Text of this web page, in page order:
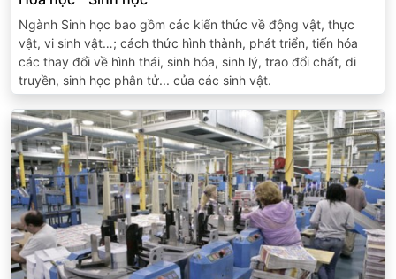
Ngành Sinh học bao gồm các kiến thức về động vật, thực
vật, vi sinh vật…; cách thức hình thành, phát triển, tiến hóa
các thay đổi về hình thái, sinh hóa, sinh lý, trao đổi chất, di
truyền, sinh học phân tử... của các sinh vật.